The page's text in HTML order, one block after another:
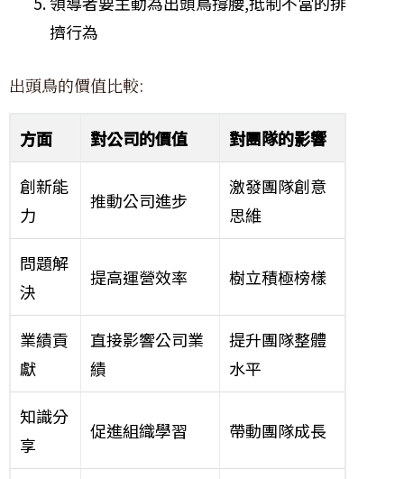
擠行為
出頭鳥的價值比較:
方面 對公司的價值 對團隊的影響
創新能
力
推動公司進步
激發團隊創意
思維
問題解
決
提高運營效率 樹立積極榜樣
業績貢
獻
直接影響公司業
績
提升團隊整體
水平
知識分
享
促進組織學習 帶動團隊成長